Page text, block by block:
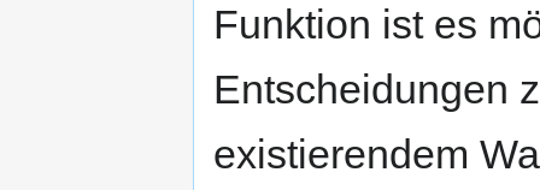
Funktion ist es
Entscheidungen
existierendem